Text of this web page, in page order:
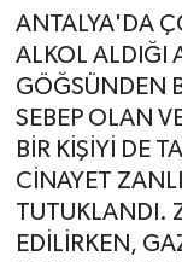
ANTALYA'DA
ALKOL ALDIĞI
GÖĞSÜNDEN
SEBEP OLAN
BİR KİŞİYİ DE
CİNAYET
TUTUKLANDI.
EDİLİRKEN,
KÜLTÜR
MAGAZİN
YEREL